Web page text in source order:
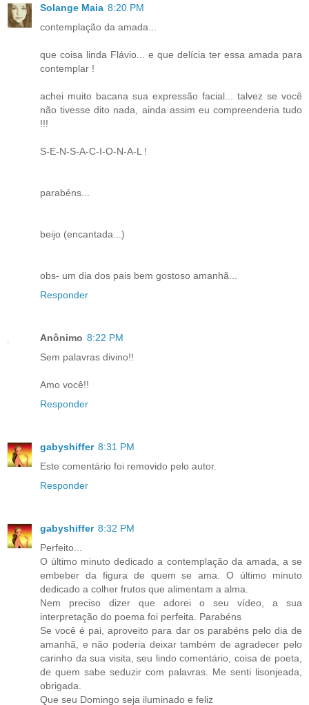
Solange Maia 8:20 PM
contemplação da amada...
que coisa linda Flávio... e que delícia ter essa amada para
contemplar !
achei muito bacana sua expressão facial... talvez se você
não tivesse dito nada, ainda assim eu compreenderia tudo
!!!
S-E-N-S-A-C-I-O-N-A-L !
parabéns...
beijo (encantada...)
obs- um dia dos pais bem gostoso amanhã...
Responder
Anônimo 8:22 PM
Sem palavras divino!!
Amo você!!
Responder
gabyshiffer 8:31 PM
Este comentário foi removido pelo autor.
Responder
gabyshiffer 8:32 PM
Perfeito...
O último minuto dedicado a contemplação da amada, a se
embeber da figura de quem se ama. O último minuto
dedicado a colher frutos que alimentam a alma.
Nem preciso dizer que adorei o seu vídeo, a sua
interpretação do poema foi perfeita. Parabéns
Se você é pai, aproveito para dar os parabéns pelo dia de
amanhã, e não poderia deixar também de agradecer pelo
carinho da sua visita, seu lindo comentário, coisa de poeta,
de quem sabe seduzir com palavras. Me senti lisonjeada,
obrigada.
Que seu Domingo seja iluminado e feliz